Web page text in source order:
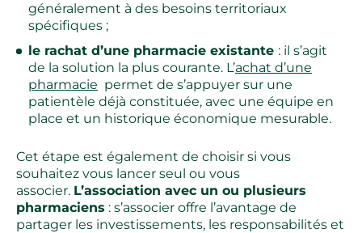
généralement à des besoins territoriaux
spécifiques ;
le rachat d’une pharmacie existante : il s’agit
de la solution la plus courante. L’achat d’une
pharmacie permet de s’appuyer sur une
patientèle déjà constituée, avec une équipe en
place et un historique économique mesurable.
Cet étape est également de choisir si vous
souhaitez vous lancer seul ou vous
associer. L’association avec un ou plusieurs
pharmaciens : s’associer offre l’avantage de
partager les investissements, les responsabilités et